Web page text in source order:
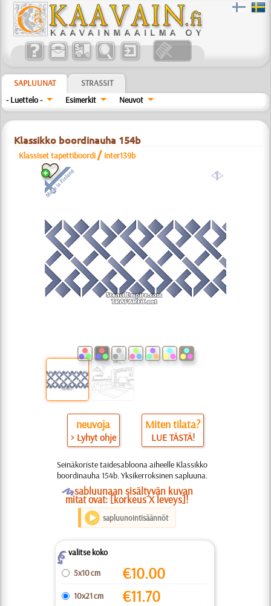
SAPLUUNAT
STRASSIT
- Luettelo -
Esimerkit Neuvot
Klassikko boordinauha 154b
Klassiset tapettiboordi / inter139b
a
neuvoja
> Lyhyt ohje
Miten tilata?
LUE TÄSTÄ!
Seinäkoriste taidesabloona aiheelle Klassikko
boordinauha 154b. Yksikerroksinen sapluuna.
Osabluunaan sisältyvän kuvan
mitat ovat: [korkeus X leveys]!
sapluunointisäännöt
Zvalitse koko
5x10 cm
€10.00
10x21 cm €11.70